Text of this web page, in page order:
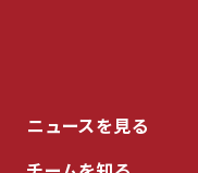
ニュースを見る